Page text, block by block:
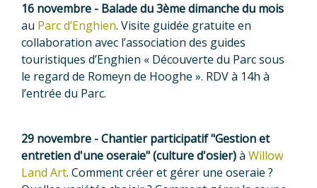
16 novembre - Balade du 3èmedimanche du mois
au Parc d’Enghien. Visite guidée gratuite en
collaboration avec l’association des guides
touristiques d’Enghien « Découverte du Parc sous
le regard de Romeyn de Hooghe ». RDV à 14h à
l’entrée du Parc.
29 novembre - Chantier participatif "Gestion et
entretien d'une oseraie" (culture d'osier)à Willow
Land Art. Comment créer et gérer une oseraie ?